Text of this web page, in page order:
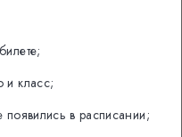
и класс;
в расписании;